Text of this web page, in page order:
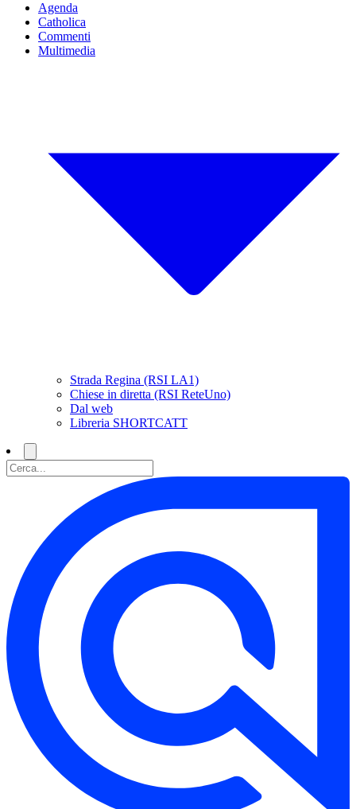
Agenda
Catholica
Commenti
Multimedia
Strada Regina (RSI LA1)
Chiese in diretta (RSI ReteUno)
Dal web
Libreria SHORTCATT